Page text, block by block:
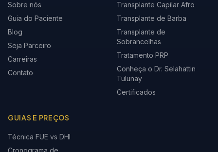
Sobre nós
Guia do Paciente
Blog
Seja Parceiro
Carreiras
Contato
Transplante Capilar Afro
Transplante de Barba
Transplante de
Sobrancelhas
Tratamento PRP
Conheça o Dr. Selahattin
Tulunay
Certificados
GUIAS E PREÇOS
Técnica FUE vs DHI